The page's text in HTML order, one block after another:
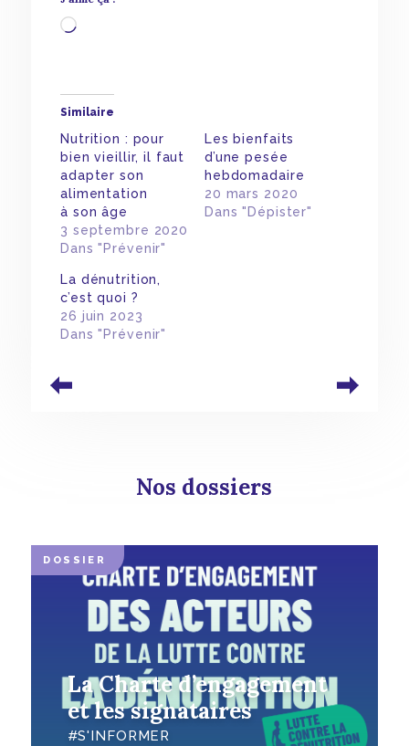
Similaire
Nutrition : pour
bien vieillir, il faut
adapter son
alimentation
à son âge
3 septembre 2020
Dans "Prévenir"
Les bienfaits
d’une pesée
hebdomadaire
20 mars 2020
Dans "Dépister"
La dénutrition,
c’est quoi ?
26 juin 2023
Dans "Prévenir"
Nos dossiers
DOSSIER
La Charte d’engagement
et les signataires
S'INFORMER